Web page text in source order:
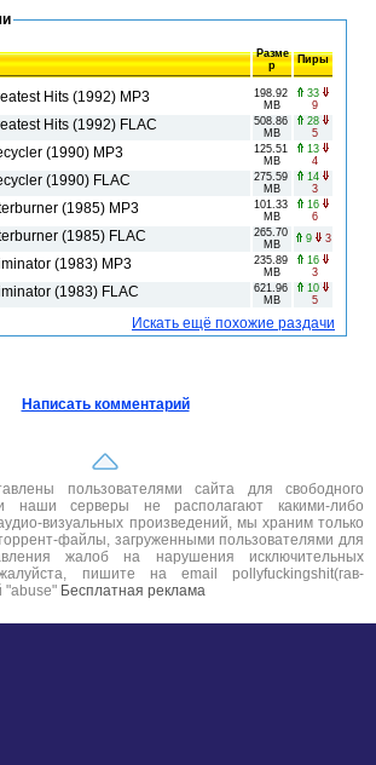
Разме
р
Пиры
Hits (1992) MP3
198.92
MB
33
9
Hits (1992) FLAC
508.86
MB
28
5
(1990) MP3
125.51
MB
13
4
(1990) FLAC
275.59
MB
14
3
(1985) MP3
101.33
MB
16
6
(1985) FLAC
265.70
MB
9
3
(1983) MP3
235.89
MB
16
3
(1983) FLAC
621.96
MB
10
5
Искать ещё похожие раздачи
Написать комментарий
пользователями сайта для свободного
наши серверы не располагают какими-либо
визуальных произведений, мы храним только
файлы, загруженными пользователями для
жалоб на нарушения исключительных
пишите на email pollyfuckingshit(гав-
"abuse" Бесплатная реклама